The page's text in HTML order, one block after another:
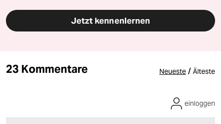
Jetzt kennenlernen
23 Kommentare Neueste / Älteste
einloggen